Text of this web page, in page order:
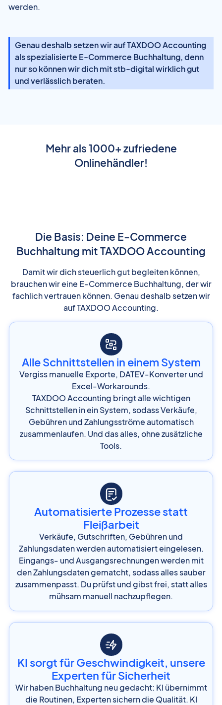
werden.
Genau deshalb setzen wir auf TAXDOO Accounting
als spezialisierte E-Commerce Buchhaltung, denn
nur so können wir dich mit stb-digital wirklich gut
und verlässlich beraten.
Mehr als 1000+ zufriedene
Onlinehändler!
Die Basis: Deine E-Commerce
Buchhaltung mit TAXDOO Accounting
Damit wir dich steuerlich gut begleiten können,
brauchen wir eine E-Commerce Buchhaltung, der wir
fachlich vertrauen können. Genau deshalb setzen wir
auf TAXDOO Accounting.
Alle Schnittstellen in einem System
Vergiss manuelle Exporte, DATEV-Konverter und
Excel-Workarounds.
TAXDOO Accounting bringt alle wichtigen
Schnittstellen in ein System, sodass Verkäufe,
Gebühren und Zahlungsströme automatisch
zusammenlaufen. Und das alles, ohne zusätzliche
Tools.
Automatisierte Prozesse statt
Fleißarbeit
Verkäufe, Gutschriften, Gebühren und
Zahlungsdaten werden automatisiert eingelesen.
Eingangs- und Ausgangsrechnungen werden mit
den Zahlungsdaten gematcht, sodass alles sauber
zusammenpasst. Du prüfst und gibst frei, statt alles
mühsam manuell nachzupflegen.
KI sorgt für Geschwindigkeit, unsere
Experten für Sicherheit
Wir haben Buchhaltung neu gedacht: KI übernimmt
die Routinen, Experten sichern die Qualität. KI